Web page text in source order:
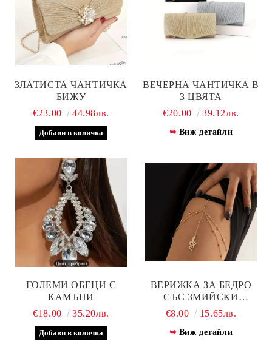
ЗЛАТИСТА ЧАНТИЧКА
БИЖУ
€23.00
44.98лв.
ВЕЧЕРНА ЧАНТИЧКА В
3 ЦВЯТА
€20.00
39.12лв.
Виж детайли
ГОЛЕМИ ОБЕЦИ С
КАМЪНИ
€18.00
35.20лв.
ВЕРИЖКА ЗА БЕДРО
СЪС ЗМИЙСКИ
МЕДАЛЬОН –
ВИЗИЯ
€8.00 15.65лв.
Виж детайли